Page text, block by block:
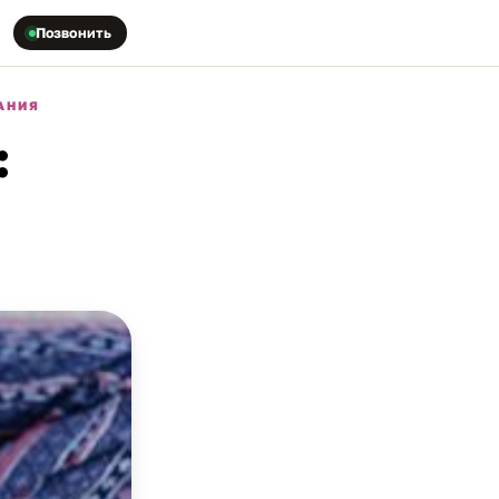
Позвонить